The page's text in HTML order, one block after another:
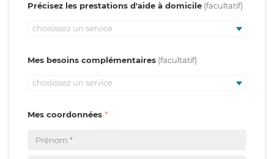
Précisez les prestations d'aide à domicile
choisissez un service
Mes besoins complémentaires
choisissez un service
Mes coordonnées